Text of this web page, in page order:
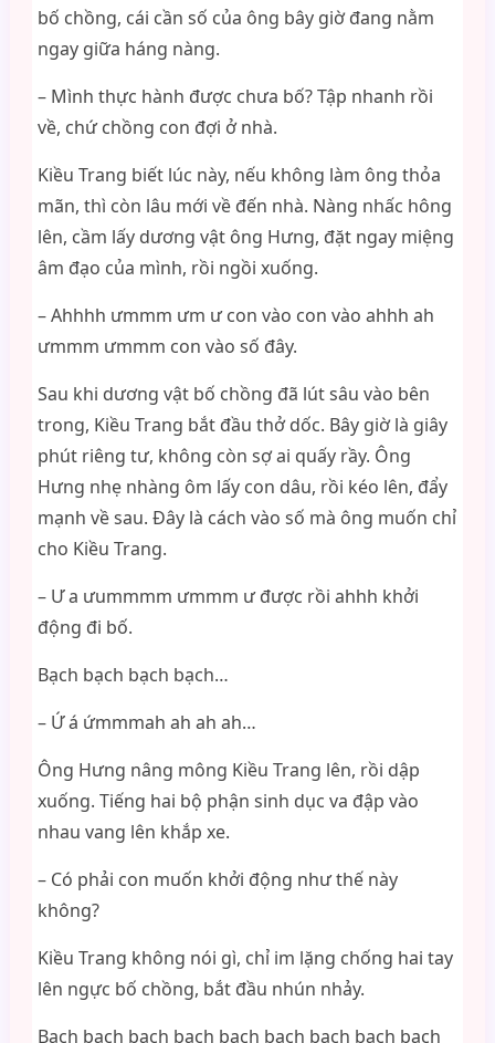
bố chồng, cái cần số của ông bây giờ đang nằm
ngay giữa háng nàng.
– Mình thực hành được chưa bố? Tập nhanh rồi
về, chứ chồng con đợi ở nhà.
Kiều Trang biết lúc này, nếu không làm ông thỏa
mãn, thì còn lâu mới về đến nhà. Nàng nhấc hông
lên, cầm lấy dương vật ông Hưng, đặt ngay miệng
âm đạo của mình, rồi ngồi xuống.
– Ahhhh ưmmm ưm ư con vào con vào ahhh ah
ưmmm ưmmm con vào số đây.
Sau khi dương vật bố chồng đã lút sâu vào bên
trong, Kiều Trang bắt đầu thở dốc. Bây giờ là giây
phút riêng tư, không còn sợ ai quấy rầy. Ông
Hưng nhẹ nhàng ôm lấy con dâu, rồi kéo lên, đẩy
mạnh về sau. Đây là cách vào số mà ông muốn chỉ
cho Kiều Trang.
– Ư a ưummmm ưmmm ư được rồi ahhh khởi
động đi bố.
Bạch bạch bạch bạch…
– Ứ á ứmmmah ah ah ah…
Ông Hưng nâng mông Kiều Trang lên, rồi dập
xuống. Tiếng hai bộ phận sinh dục va đập vào
nhau vang lên khắp xe.
– Có phải con muốn khởi động như thế này
không?
Kiều Trang không nói gì, chỉ im lặng chống hai tay
lên ngực bố chồng, bắt đầu nhún nhảy.
Bạch bạch bạch bạch bạch bạch bạch bạch bạch